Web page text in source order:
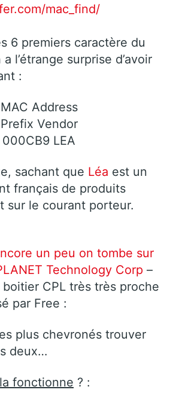
mac_find/
6 premiers caractère du
l’étrange surprise d’avoir
:
MAC Address
Prefix Vendor
000CB9 LEA
sachant que Léa est un
français de produits
sur le courant porteur.
un peu on tombe sur
Technology Corp –
CPL très très proche
par Free :
plus chevronés trouver
deux…
fonctionne ? :